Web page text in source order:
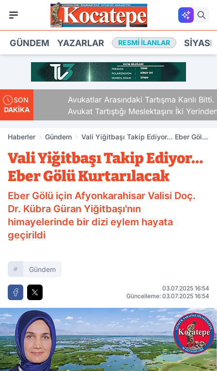
GÜNDEM YAZARLAR RESMI İLANLAR
SON
DAKİKA
Avukatlar Arasındaki Tartışma Kanlı Bitti.
Avukat Tartıştığı Meslektaşını İki Yerinden
Vurdu
Haberler Gündem
Vali Yiğitbaşı Takip Ediyor… Eber Gölü
Vali Yiğitbaşı Takip Ediyor…
Eber Gölü Kurtarılacak
Eber Gölü için Afyonkarahisar Valisi Doç.
Dr. Kübra Güran Yiğitbaşı'nın
himayelerinde bir dizi eylem hayata
geçirildi
Gündem
03.07.2025 16:54
Güncelleme: 03.07.2025 16:54